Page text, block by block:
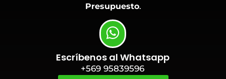
Presupuesto.
Escríbenos al Whatsapp
+569 95839596